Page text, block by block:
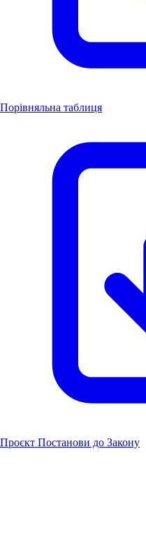
Порівняльна таблиця
Проєкт Постанови до Закону